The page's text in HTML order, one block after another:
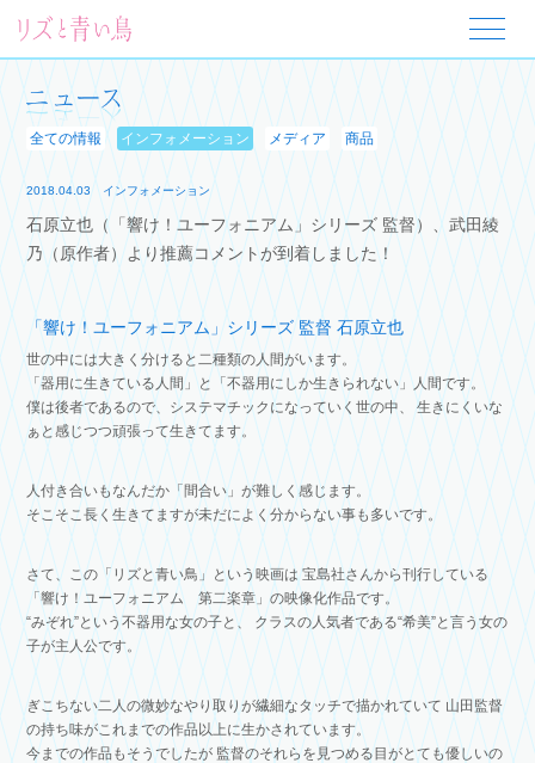
全ての情報 インフォメーション メディア 商品
2018.04.03 インフォメーション
石原立也（「響け！ユーフォニアム」シリーズ 監督）、武田綾
乃（原作者）より推薦コメントが到着しました！
「響け！ユーフォニアム」シリーズ 監督 石原立也
世の中には大きく分けると二種類の人間がいます。
「器用に生きている人間」と「不器用にしか生きられない」人間です。
僕は後者であるので、システマチックになっていく世の中、
生きにくいな
ぁと感じつつ頑張って生きてます。
人付き合いもなんだか「間合い」が難しく感じます。
そこそこ長く生きてますが未だによく分からない事も多いです。
さて、この「リズと青い鳥」という映画は宝島社さんから刊行している
「響け！ユーフォニアム 第二楽章」の映像化作品です。
“みぞれ”という不器用な女の子と、
クラスの人気者である“希美”と言う女の
子が主人公です。
ぎこちない二人の微妙なやり取りが繊細なタッチで描かれていて 山田監督
の持ち味がこれまでの作品以上に生かされています。
今までの作品もそうでしたが 監督のそれらを見つめる目がとても優しいの